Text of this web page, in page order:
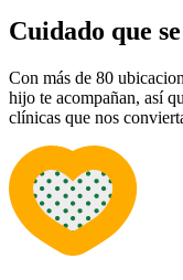
Cuidado que
Con más de 80
hijo te acompañan, así
clínicas que nos